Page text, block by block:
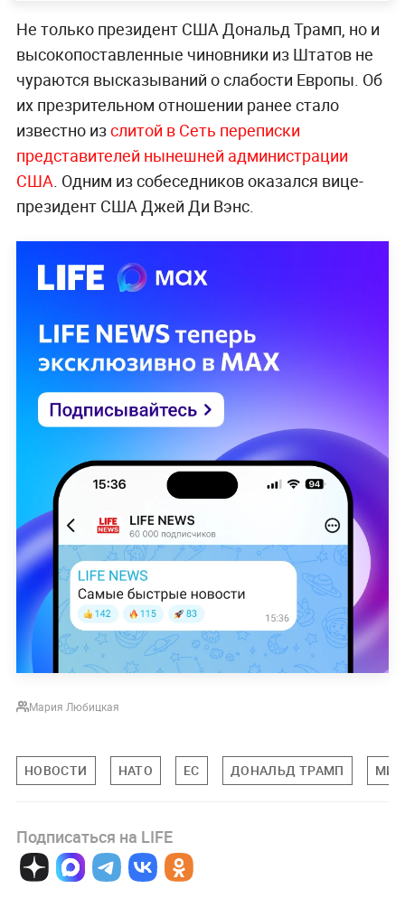
Не только президент США Дональд Трамп, но и
высокопоставленные чиновники из Штатов не
чураются высказываний о слабости Европы. Об
их презрительном отношении ранее стало
известно изслитой в Сеть переписки
представителей нынешней администрации
США. Одним из собеседников оказался вице-
президент США Джей Ди Вэнс.
Мария Любицкая
НОВОСТИ НАТО ЕС ДОНАЛЬД ТРАМП
Подписаться на LIFE